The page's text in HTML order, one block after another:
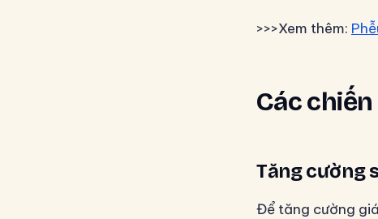
>>>Xem thêm:
Các
Tăng cường
Để tăng cường